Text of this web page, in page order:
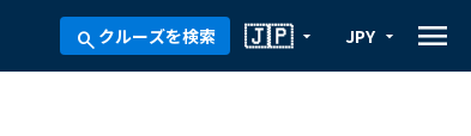
search クルーズを検索 arrow_drop_down
🇯🇵 arrow_drop_down
JPY menu